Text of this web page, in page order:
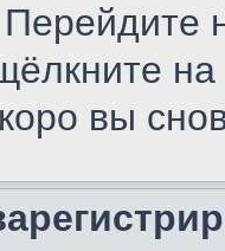
вы